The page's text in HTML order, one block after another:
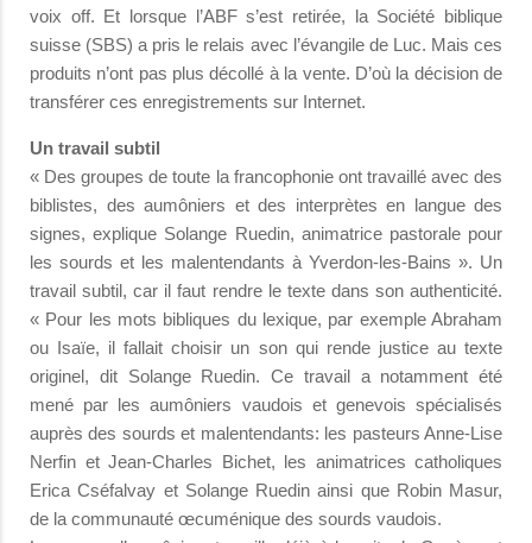
voix off. Et lorsque l’ABF s’est retirée, la Société biblique
suisse (SBS) a pris le relais avec l’évangile de Luc. Mais ces
produits n’ont pas plus décollé à la vente. D’où la décision de
transférer ces enregistrements sur Internet.
Un travail subtil
« Des groupes de toute la francophonie ont travaillé avec des
biblistes, des aumôniers et des interprètes en langue des
signes, explique Solange Ruedin, animatrice pastorale pour
les sourds et les malentendants à Yverdon-les-Bains ». Un
travail subtil, car il faut rendre le texte dans son authenticité.
« Pour les mots bibliques du lexique, par exemple Abraham
ou Isaïe, il fallait choisir un son qui rende justice au texte
originel, dit Solange Ruedin. Ce travail a notamment été
mené par les aumôniers vaudois et genevois spécialisés
auprès des sourds et malentendants: les pasteurs Anne-Lise
Nerfin et Jean-Charles Bichet, les animatrices catholiques
Erica Cséfalvay et Solange Ruedin ainsi que Robin Masur,
de la communauté œcuménique des sourds vaudois.